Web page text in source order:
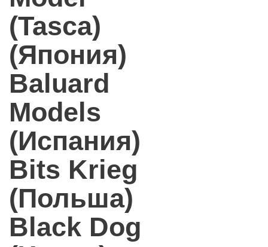
(Tasca)
(Япония)
Baluard
Models
(Испания)
Bits Krieg
(Польша)
Black Dog